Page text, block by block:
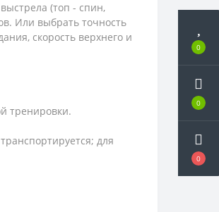
0
0
0
(топ - спин,
Или выбрать точность
скорость верхнего и
тренировки.
для